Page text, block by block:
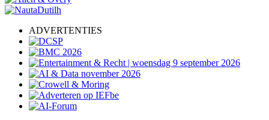
ADVERTENTIES